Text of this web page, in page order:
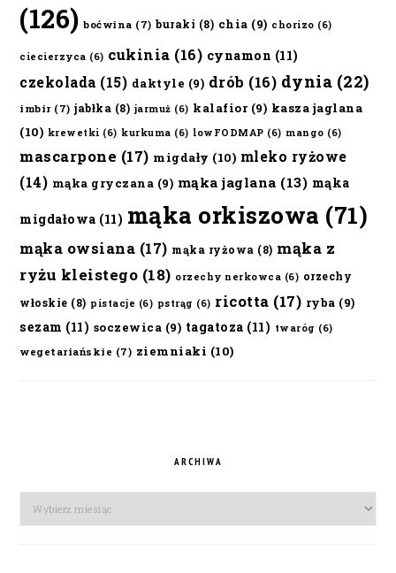
(126) boćwina (7) buraki (8) chia (9) chorizo (6)
ciecierzyca (6) cukinia (16) cynamon (11)
czekolada (15) daktyle (9) drób (16) dynia (22)
imbir (7) jabłka (8) jarmuż (6) kalafior(9) kasza jaglana
(10) krewetki (6) kurkuma (6) lowFODMAP (6) mango (6)
mascarpone (17) migdały (10) mleko ryżowe
(14) mąka gryczana (9) mąka jaglana (13) mąka
migdałowa (11) mąka orkiszowa (71)
mąka owsiana (17) mąka ryżowa (8) mąka z
ryżu kleistego (18) orzechy nerkowca (6) orzechy
włoskie (8) pistacje (6) pstrąg (6) ricotta (17) ryba (9)
sezam (11) soczewica (9) tagatoza (11) twaróg (6)
wegetariańskie (7) ziemniaki (10)
ARCHIWA
Archiwa